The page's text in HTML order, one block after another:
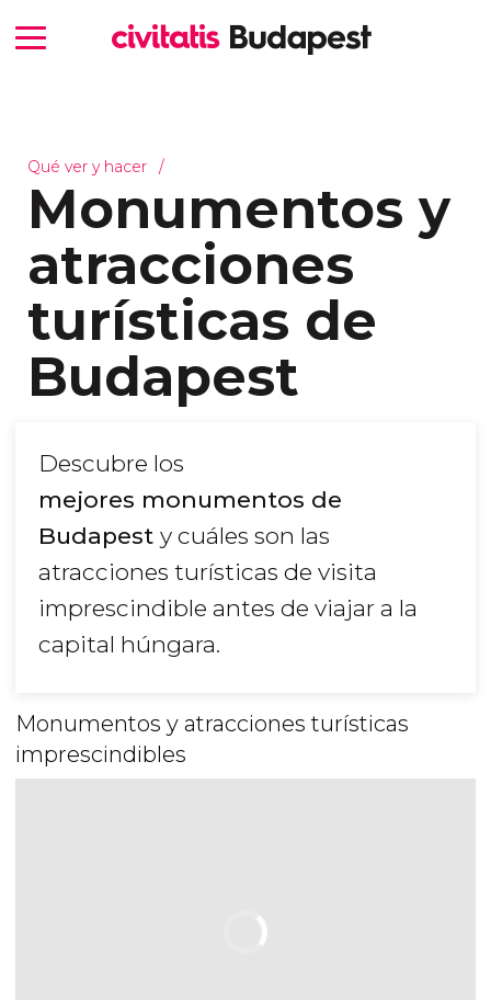
Qué ver y hacer
Monumentos y
atracciones
turísticas de
Budapest
Descubre los
mejores monumentos de
Budapest y cuáles son las
atracciones turísticas de visita
imprescindible antes de viajar a la
capital húngara.
Monumentos y atracciones turísticas
imprescindibles